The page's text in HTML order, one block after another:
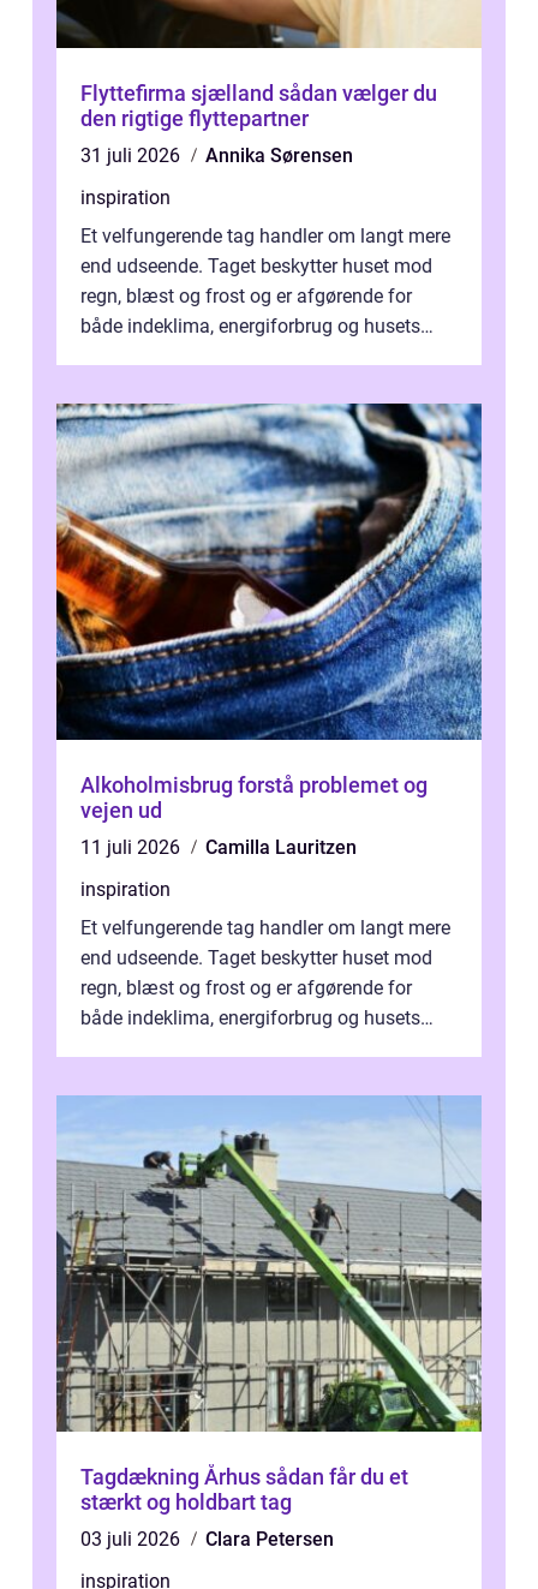
Flyttefirma sjælland sådan vælger du
den rigtige flyttepartner
31 juli 2026
Annika Sørensen
inspiration
Et velfungerende tag handler om langt mere
end udseende. Taget beskytter huset mod
regn, blæst og frost og er afgørende for
både indeklima, energiforbrug og husets
Alkoholmisbrug forstå problemet og
vejen ud
11 juli 2026
Camilla Lauritzen
inspiration
Et velfungerende tag handler om langt mere
end udseende. Taget beskytter huset mod
regn, blæst og frost og er afgørende for
både indeklima, energiforbrug og husets
Tagdækning Århus sådan får du et
stærkt og holdbart tag
03 juli 2026
Clara Petersen
inspiration